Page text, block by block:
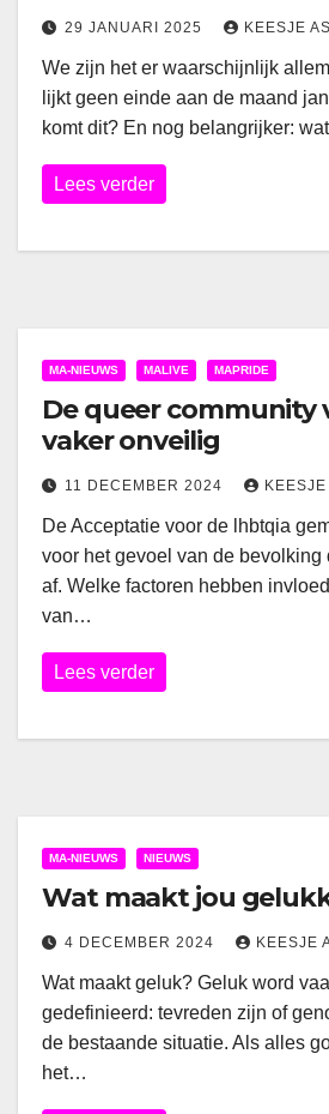
29 JANUARI 2025 KEESJE
We zijn het er waarschijnlijk
lijkt geen einde aan de maand
komt dit? En nog belangrijker:
Lees verder
MA-NIEUWS MALIVE MAPRIDE
De queer community
vaker onveilig
11 DECEMBER 2024
De Acceptatie voor de lhbtqia
voor het gevoel van de bevolking
af. Welke factoren hebben
van…
Lees verder
MA-NIEUWS NIEUWS
Wat maakt jou
4 DECEMBER 2024 KEESJE
Wat maakt geluk? Geluk word
gedefinieerd: tevreden zijn of
de bestaande situatie. Als alles
het…